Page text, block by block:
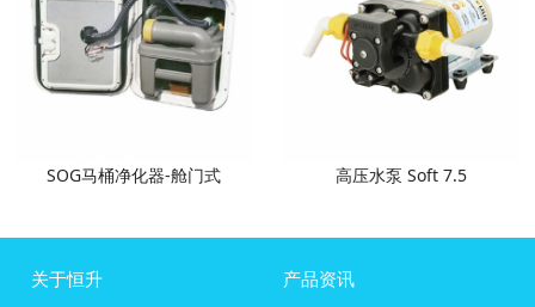
SOG马桶净化器-舱门式 高压水泵 Soft 7.5
关于恒升
产品资讯